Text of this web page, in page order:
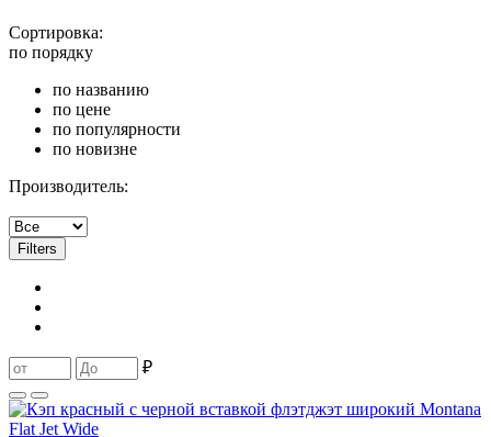
Сортировка:
по порядку
по названию
по цене
по популярности
по новизне
Производитель:
Filters
₽